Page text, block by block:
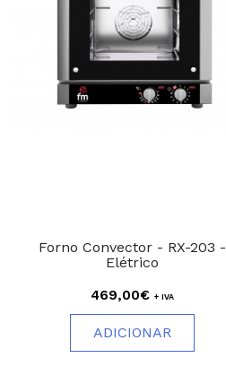
Forno Convector - RX-203 -
Elétrico
469,00€ + IVA
ADICIONAR